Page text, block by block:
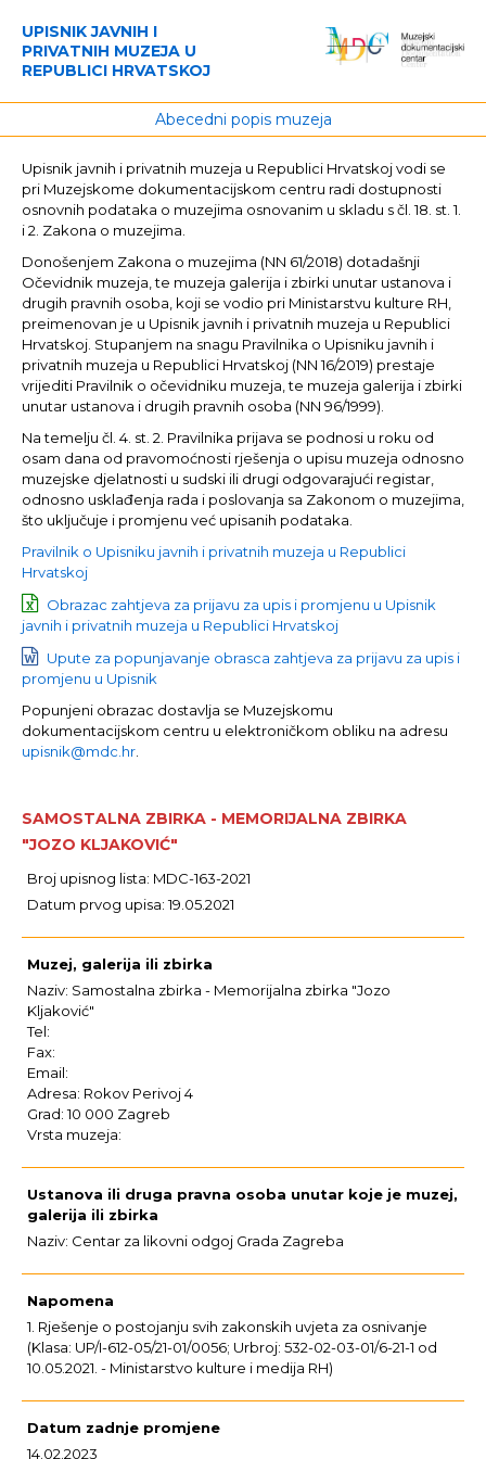
UPISNIK JAVNIH I
PRIVATNIH MUZEJA U
REPUBLICI HRVATSKOJ
Abecedni popis muzeja
Upisnik javnih i privatnih muzeja u Republici Hrvatskoj vodi se
pri Muzejskome dokumentacijskom centru radi dostupnosti
osnovnih podataka o muzejima osnovanim u skladu s čl. 18. st. 1.
i 2. Zakona o muzejima.
Donošenjem Zakona o muzejima (NN 61/2018) dotadašnji
Očevidnik muzeja, te muzeja galerija i zbirki unutar ustanova i
drugih pravnih osoba, koji se vodio pri Ministarstvu kulture RH,
preimenovan je u Upisnik javnih i privatnih muzeja u Republici
Hrvatskoj. Stupanjem na snagu Pravilnika o Upisniku javnih i
privatnih muzeja u Republici Hrvatskoj (NN 16/2019) prestaje
vrijediti Pravilnik o očevidniku muzeja, te muzeja galerija i zbirki
unutar ustanova i drugih pravnih osoba (NN 96/1999).
Na temelju čl. 4. st. 2. Pravilnika prijava se podnosi u roku od
osam dana od pravomoćnosti rješenja o upisu muzeja odnosno
muzejske djelatnosti u sudski ili drugi odgovarajući registar,
odnosno usklađenja rada i poslovanja sa Zakonom o muzejima,
što uključuje i promjenu već upisanih podataka.
Pravilnik o Upisniku javnih i privatnih muzeja u Republici
Hrvatskoj
Obrazac zahtjeva za prijavu za upis i promjenu u Upisnik
javnih i privatnih muzeja u Republici Hrvatskoj
Upute za popunjavanje obrasca zahtjeva za prijavu za upis i
promjenu u Upisnik
Popunjeni obrazac dostavlja se Muzejskomu
dokumentacijskom centru u elektroničkom obliku na adresu
upisnik@mdc.hr
SAMOSTALNA ZBIRKA - MEMORIJALNA ZBIRKA
"JOZO KLJAKOVIĆ"
Broj upisnog lista: MDC-163-2021
Datum prvog upisa: 19.05.2021
Muzej, galerija ili zbirka
Naziv: Samostalna zbirka - Memorijalna zbirka "Jozo
Kljaković"
Tel:
Fax:
Email:
Adresa: Rokov Perivoj 4
Grad: 10 000 Zagreb
Vrsta muzeja:
Ustanova ili druga pravna osoba unutar koje je muzej,
galerija ili zbirka
Naziv: Centar za likovni odgoj Grada Zagreba
Napomena
1. Rješenje o postojanju svih zakonskih uvjeta za osnivanje
(Klasa: UP/I-612-05/21-01/0056; Urbroj: 532-02-03-01/6-21-1 od
10.05.2021. - Ministarstvo kulture i medija RH)
Datum zadnje promjene
14.02.2023